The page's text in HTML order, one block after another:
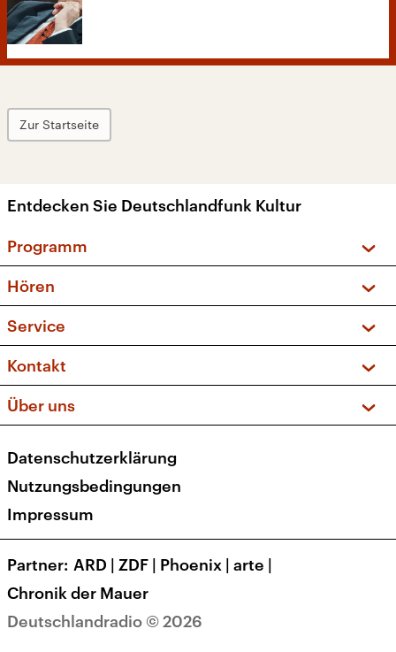
Zur Startseite
Entdecken Sie Deutschlandfunk Kultur
Programm
Sendungen und Podcasts
Musikliste
Kakadu – Das Kinderprogramm
Hören
Frequenzen (UKW + DAB+)
Service
FAQ
Apps
Newsletter
Kontakt
Social Media
Über uns
Presse
Karriere
Transparenz
Deutschlandradio © 2026
Datenschutzerklärung
Nutzungsbedingungen
Impressum
Partner ARD | ZDF | Phoenix | arte |
Chronik der Mauer